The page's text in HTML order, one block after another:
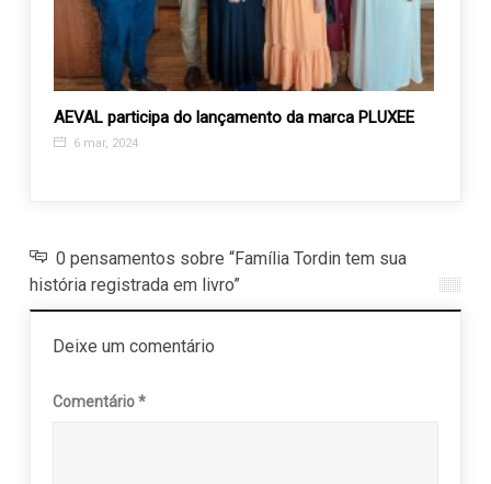
AEVAL participa do lançamento da marca PLUXEE
6 mar, 2024
0 pensamentos sobre “Família Tordin tem sua
história registrada em livro”
Deixe um comentário
Comentário*